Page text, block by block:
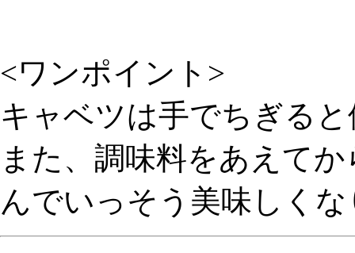
<ワンポイント>
キャベツは手でちぎる
また、調味料をあえて
んでいっそう美味しく